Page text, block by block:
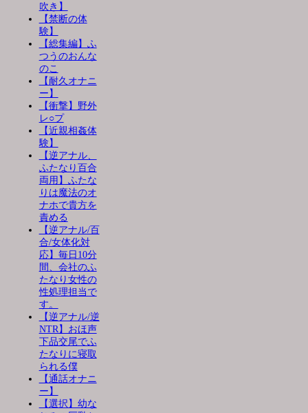
吹き】
【禁断の体
験】
【総集編】ふ
つうのおんな
のこ
【耐久オナニ
ー】
【衝撃】野外
レ○プ
【近親相姦体
験】
【逆アナル、
ふたなり百合
両用】ふたな
りは魔法のオ
ナホで貴方を
責める
【逆アナル/百
合/女体化対
応】毎日10分
間、会社のふ
たなり女性の
性処理担当で
す。
【逆アナル/逆
NTR】おほ声
下品交尾でふ
たなりに寝取
られる僕
【通話オナニ
ー】
【選択】幼な